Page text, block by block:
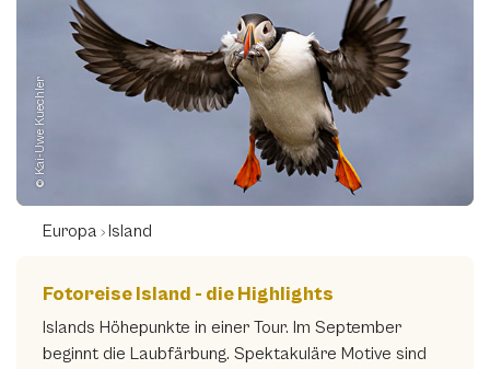
© Kai-Uwe Kuechler
Europa Island
Fotoreise Island - die Highlights
Islands Höhepunkte in einer Tour. Im September
beginnt die Laubfärbung. Spektakuläre Motive sind